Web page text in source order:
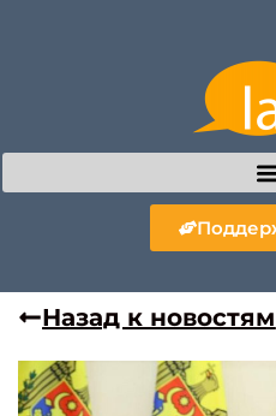
Назад к новостям